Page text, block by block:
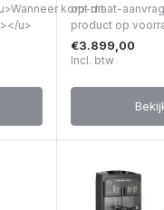
komt dit
u>
op-maat-
product op
€3.899,00
Incl. btw